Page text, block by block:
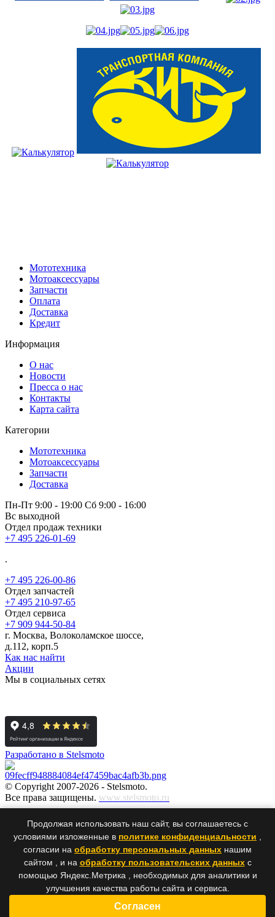
Мототехника
Мотоаксессуары
Запчасти
Оплата
Доставка
Кредит
Информация
О нас
Новости
Пресса о нас
Контакты
Карта сайта
Категории
Мототехника
Мотоаксессуары
Запчасти
Доставка
Пн-Пт 9:00 - 19:00 Сб 9:00 - 16:00
Вс выходной
Отдел продаж техники
+7 495 226-01-69
.
+7 495 226-00-86
Отдел запчастей
+7 495 210-97-65
Отдел сервиса
+7 909 944-50-84
г. Москва, Волоколамское шоссе,
д.112, корп.5
Как нас найти
Акции
Мы в социальных сетях
Разработано в Stelsmoto
© Copyright 2007-2026 - Stelsmoto.
Все права защищены. www.stelsmoto.ru
Информация, размещенная на сайте, не является публичной
офертой
Ваше сообщение было успешно отправлено нам. Спасибо!
Продолжая использовать наш сайт, вы соглашаетесь с
условиями изложенные в политике конфиденциальности
согласии на обработку персональных данных нашим
сайтом , и на обработку пользовательских данныхс
помощью Яндекс.Метрика , необходимых для аналитики и
улучшения качества работы сайта и сервиса.
Согласен